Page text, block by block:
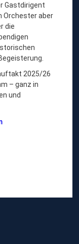
Gastdirigent
Orchester aber
die
2025/26
– ganz in
und